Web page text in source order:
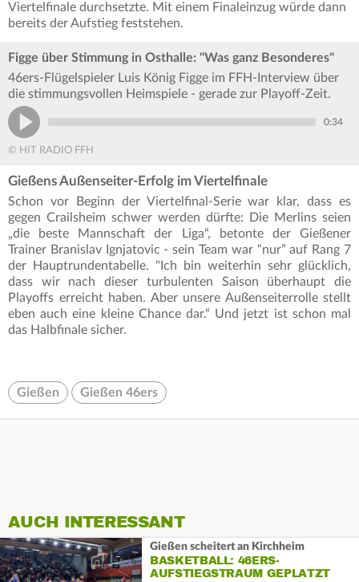
Viertelfinale durchsetzte. Mit einem Finaleinzug würde dann
bereits der Aufstieg feststehen.
Figge über Stimmung in Osthalle: "Was ganz Besonderes"
46ers-Flügelspieler Luis König Figge im FFH-Interview über
die stimmungsvollen Heimspiele - gerade zur Playoff-Zeit.
0:34
© HIT RADIO FFH
Gießens Außenseiter-Erfolg im Viertelfinale
Schon vor Beginn der Viertelfinal-Serie war klar, dass es
gegen Crailsheim schwer werden dürfte: Die Merlins seien
„die beste Mannschaft der Liga“, betonte der Gießener
Trainer Branislav Ignjatovic - sein Team war “nur” auf Rang 7
der Hauptrundentabelle. "Ich bin weiterhin sehr glücklich,
dass wir nach dieser turbulenten Saison überhaupt die
Playoffs erreicht haben. Aber unsere Außenseiterrolle stellt
eben auch eine kleine Chance dar.“ Und jetzt ist schon mal
das Halbfinale sicher.
Gießen Gießen 46ers
AUCH INTERESSANT
Gießen scheitert an Kirchheim
BASKETBALL: 46ERS-
AUFSTIEGSTRAUM GEPLATZT